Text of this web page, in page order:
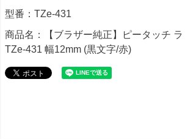
型番：TZe-431
商品名：【ブラザー純正】ピータッチ
TZe-431 幅12mm (黒文字/赤)